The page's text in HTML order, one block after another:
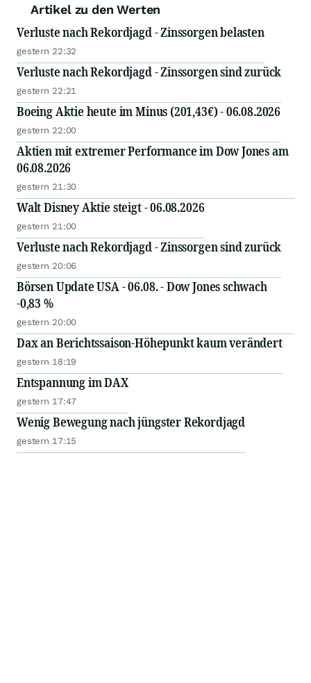
Artikel zu den Werten
Verluste nach Rekordjagd - Zinssorgen belasten
gestern 22:32
Verluste nach Rekordjagd - Zinssorgen sind zurück
gestern 22:21
Boeing Aktie heute im Minus (201,43€) - 06.08.2026
gestern 22:00
Aktien mit extremer Performance im Dow Jones am
06.08.2026
gestern 21:30
Walt Disney Aktie steigt - 06.08.2026
gestern 21:00
Verluste nach Rekordjagd - Zinssorgen sind zurück
gestern 20:06
Börsen Update USA - 06.08. - Dow Jones schwach
-0,83 %
gestern 20:00
Dax an Berichtssaison-Höhepunkt kaum verändert
gestern 18:19
Entspannung im DAX
gestern 17:47
Wenig Bewegung nach jüngster Rekordjagd
gestern 17:15